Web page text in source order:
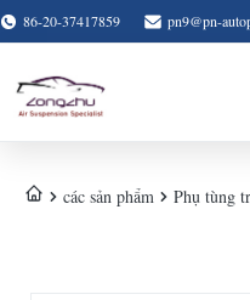
86-20-37417859 pn9@pn-
các sản phẩm Phụ tùng